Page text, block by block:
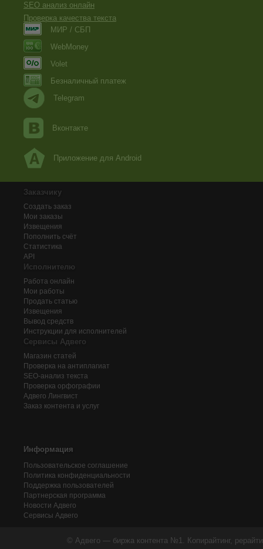
SEO анализ онлайн
Проверка качества текста
МИР / СБП
WebMoney
Volet
Безналичный платеж
Telegram
Вконтакте
Приложение для Android
Заказчику
Создать заказ
Мои заказы
Извещения
Пополнить счёт
Статистика
API
Исполнителю
Работа онлайн
Мои работы
Продать статью
Извещения
Вывод средств
Инструкции для исполнителей
Сервисы Адвего
Магазин статей
Проверка на антиплагиат
SEO-анализ текста
Проверка орфографии
Адвего Лингвист
Заказ контента и услуг
Информация
Пользовательское соглашение
Политика конфиденциальности
Поддержка пользователей
Партнерская программа
Новости Адвего
Сервисы Адвего
© Адвего — биржа контента №1. Копирайтинг,